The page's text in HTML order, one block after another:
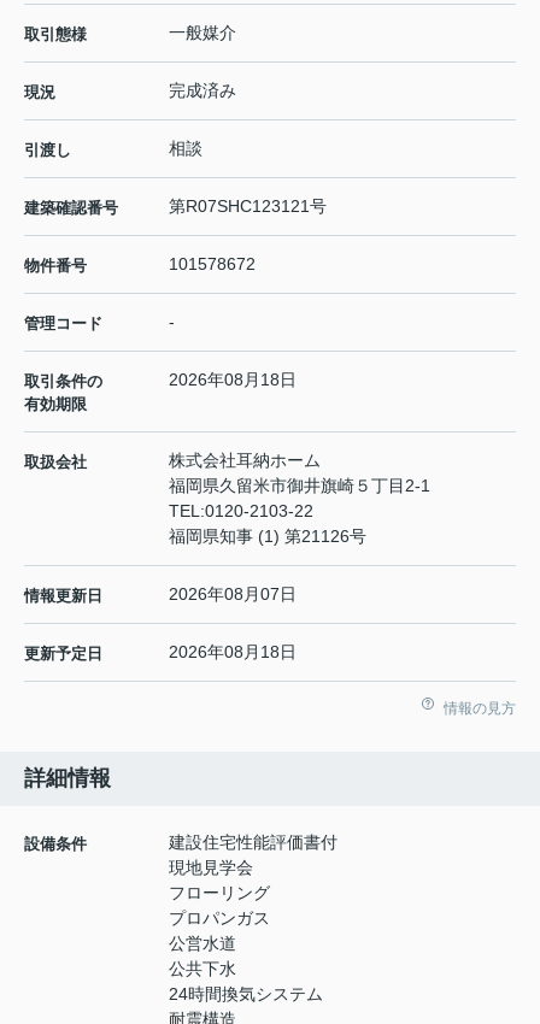
取引態様 一般媒介
現況 完成済み
引渡し 相談
建築確認番号 第R07SHC123121号
物件番号 101578672
管理コード -
取引条件の
有効期限
2026年08月18日
取扱会社
株式会社耳納ホーム
福岡県久留米市御井旗崎５丁目2-1
TEL:0120-2103-22
福岡県知事 (1) 第21126号
情報更新日 2026年08月07日
更新予定日 2026年08月18日
情報の見方
詳細情報
設備条件
建設住宅性能評価書付
現地見学会
フローリング
プロパンガス
公営水道
公共下水
24時間換気システム
耐震構造